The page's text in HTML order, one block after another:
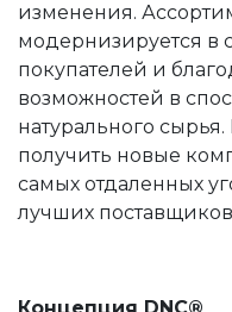
изменения.
модернизируется в
покупателей и
возможностей в
натурального
получить новые
самых отдаленных
лучших